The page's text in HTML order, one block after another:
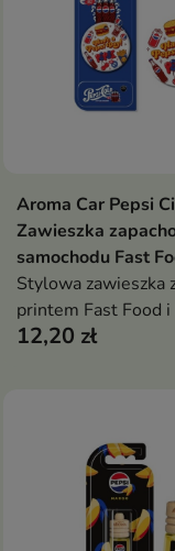
Dodaj
Aroma Car Pepsi
Zawieszka
samochodu Fast
Stylowa zawieszka
printem Fast Food i
12,20 zł